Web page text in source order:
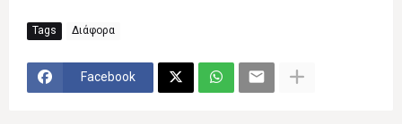
Tags Διάφορα
Facebook